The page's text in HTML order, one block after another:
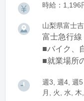
時給：1,196
山梨県富士
富士急行線
■バイク、
■就業場所
週3, 週4, 週5
月, 火, 水,